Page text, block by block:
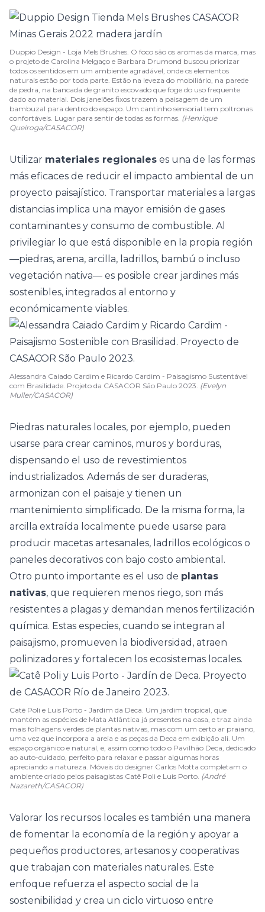
Duppio Design - Loja Mels Brushes. O foco são os aromas da marca, mas
o projeto de Carolina Melgaço e Barbara Drumond buscou priorizar
todos os sentidos em um ambiente agradável, onde os elementos
naturais estão por toda parte. Estão na leveza do mobiliário, na parede
de pedra, na bancada de granito escovado que foge do uso frequente
dado ao material. Dois janelões fixos trazem a paisagem de um
bambuzal para dentro do espaço. Um cantinho sensorial tem poltronas
confortáveis. Lugar para sentir de todas as formas. (Henrique
Queiroga/CASACOR)
Utilizar materiales regionales es una de las formas
más eficaces de reducir el impacto ambiental de un
proyecto paisajístico. Transportar materiales a largas
distancias implica una mayor emisión de gases
contaminantes y consumo de combustible. Al
privilegiar lo que está disponible en la propia región
—piedras, arena, arcilla, ladrillos, bambú o incluso
vegetación nativa— es posible crear jardines más
sostenibles, integrados al entorno y
económicamente viables.
Alessandra Caiado Cardim e Ricardo Cardim - Paisagismo Sustentável
com Brasilidade. Projeto da CASACOR São Paulo 2023. (Evelyn
Muller/CASACOR)
Piedras naturales locales, por ejemplo, pueden
usarse para crear caminos, muros y borduras,
dispensando el uso de revestimientos
industrializados. Además de ser duraderas,
armonizan con el paisaje y tienen un
mantenimiento simplificado. De la misma forma, la
arcilla extraída localmente puede usarse para
producir macetas artesanales, ladrillos ecológicos o
paneles decorativos con bajo costo ambiental.
Otro punto importante es el uso de plantas
nativas, que requieren menos riego, son más
resistentes a plagas y demandan menos fertilización
química. Estas especies, cuando se integran al
paisajismo, promueven la biodiversidad, atraen
polinizadores y fortalecen los ecosistemas locales.
Catê Poli e Luis Porto - Jardim da Deca. Um jardim tropical, que
mantém as espécies de Mata Atlântica já presentes na casa, e traz ainda
mais folhagens verdes de plantas nativas, mas com um certo ar praiano,
uma vez que incorpora a areia e as peças da Deca em exibição ali. Um
espaço orgânico e natural, e, assim como todo o Pavilhão Deca, dedicado
ao auto-cuidado, perfeito para relaxar e passar algumas horas
apreciando a natureza. Móveis do designer Carlos Motta completam o
ambiente criado pelos paisagistas Catê Poli e Luis Porto. (André
Nazareth/CASACOR)
Valorar los recursos locales es también una manera
de fomentar la economía de la región y apoyar a
pequeños productores, artesanos y cooperativas
que trabajan con materiales naturales. Este
enfoque refuerza el aspecto social de la
sostenibilidad y crea un ciclo virtuoso entre